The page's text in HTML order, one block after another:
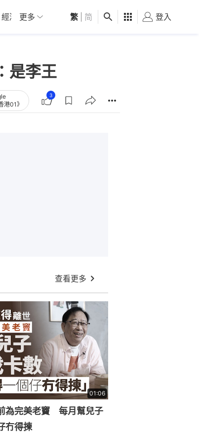
經濟 01深圳 觀點 健康 好食玩飛
更多 繁 简 登入
是李王
港01》
3
查看更多
01:06
為完美老竇 每月幫兒子
冇得揀